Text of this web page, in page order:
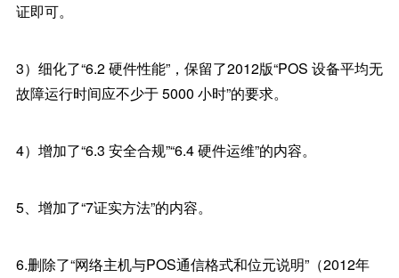
证即可。
3）细化了“6.2 硬件性能”，保留了2012版“POS 设备平均无
故障运行时间应不少于 5000 小时”的要求。
4）增加了“6.3 安全合规”“6.4 硬件运维”的内容。
5、增加了“7证实方法”的内容。
6.删除了“网络主机与POS通信格式和位元说明”（2012年